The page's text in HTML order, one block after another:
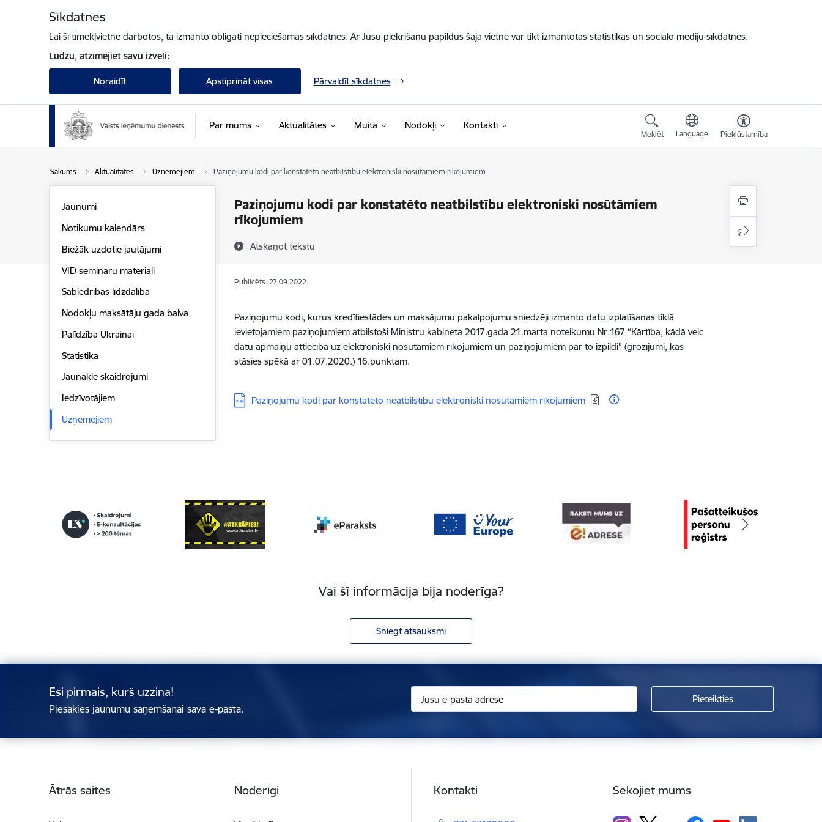
Sīkdatnes
Lai šī tīmekļvietne darbotos, tā izmanto obligāti nepieciešamās sīkdatnes. Ar Jūsu piekrišanu papildus šajā vietnē var tikt izmantotas statistikas un sociālo mediju sīkdatnes.
Lūdzu, atzīmējiet savu izvēli:
Noraidīt Apstiprināt visas Pārvaldīt sīkdatnes
Par mums Aktualitātes Muita Nodokļi Kontakti
Meklēt Language Piekļūstamība
Sākums Aktualitātes Uzņēmējiem Paziņojumu kodi par konstatēto neatbilstību elektroniski nosūtāmiem rīkojumiem
Paziņojumu kodi par konstatēto neatbilstību elektroniski nosūtāmiem
rīkojumiem
Atskaņot tekstu
Jaunumi
Notikumu kalendārs
Biežāk uzdotie jautājumi
VID semināru materiāli
Sabiedrības līdzdalība
Nodokļu maksātāju gada balva
Palīdzība Ukrainai
Statistika
Jaunākie skaidrojumi
Iedzīvotājiem
Uzņēmējiem
Publicēts: 27.09.2022.
Paziņojumu kodi, kurus kredītiestādes un maksājumu pakalpojumu sniedzēji izmanto datu izplatīšanas tīklā
ievietojamiem paziņojumiem atbilstoši Ministru kabineta 2017.gada 21.marta noteikumu Nr.167 “Kārtība, kādā veic
datu apmaiņu attiecībā uz elektroniski nosūtāmiem rīkojumiem un paziņojumiem par to izpildi” (grozījumi, kas
stāsies spēkā ar 01.07.2020.) 16.punktam.
Lejupielādēt:
Paziņojumu kodi par konstatēto neatbilstību elektroniski nosūtāmiem rīkojumiem
Vai šī informācija bija noderīga?
Sniegt atsauksmi
Esi pirmais, kurš uzzina!
Piesakies jaunumu saņemšanai savā e-pastā.
Ātrās saites Noderīgi Kontakti Sekojiet mums